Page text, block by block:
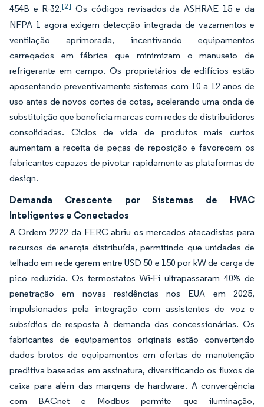
454B e R-32.[2] Os códigos revisados da ASHRAE 15 e da
NFPA 1 agora exigem detecção integrada de vazamentos e
ventilação aprimorada, incentivando equipamentos
carregados em fábrica que minimizam o manuseio de
refrigerante em campo. Os proprietários de edifícios estão
aposentando preventivamente sistemas com 10 a 12 anos de
uso antes de novos cortes de cotas, acelerando uma onda de
substituição que beneficia marcas com redes de distribuidores
consolidadas. Ciclos de vida de produtos mais curtos
aumentam a receita de peças de reposição e favorecem os
fabricantes capazes de pivotar rapidamente as plataformas de
design.
Demanda Crescente por Sistemas de HVAC
Inteligentes e Conectados
A Ordem 2222 da FERC abriu os mercados atacadistas para
recursos de energia distribuída, permitindo que unidades de
telhado em rede gerem entre USD 50 e 150 por kW de carga de
pico reduzida. Os termostatos Wi-Fi ultrapassaram 40% de
penetração em novas residências nos EUA em 2025,
impulsionados pela integração com assistentes de voz e
subsídios de resposta à demanda das concessionárias. Os
fabricantes de equipamentos originais estão convertendo
dados brutos de equipamentos em ofertas de manutenção
preditiva baseadas em assinatura, diversificando os fluxos de
caixa para além das margens de hardware. A convergência
com BACnet e Modbus permite que iluminação,